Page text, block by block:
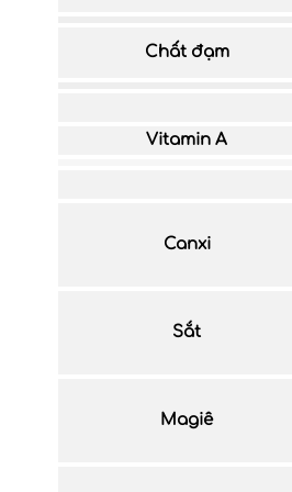
Chất đạm
Vitamin A
Canxi
Sắt
Magiê